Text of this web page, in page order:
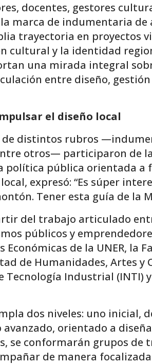
docentes, gestores
marca de indumentaria de
trayectoria en proyectos
cultural y la identidad
una mirada integral
entre diseño,
el diseño local
de distintos rubros
otros— participaron de
política pública orientada a
expresó: “Es súper
Tener esta guía de la
del trabajo articulado
públicos y
de la UNER, la
de Humanidades, Artes y
Tecnología Industrial (INTI)
dos niveles: uno inicial,
orientado a
se conformarán grupos de
de manera